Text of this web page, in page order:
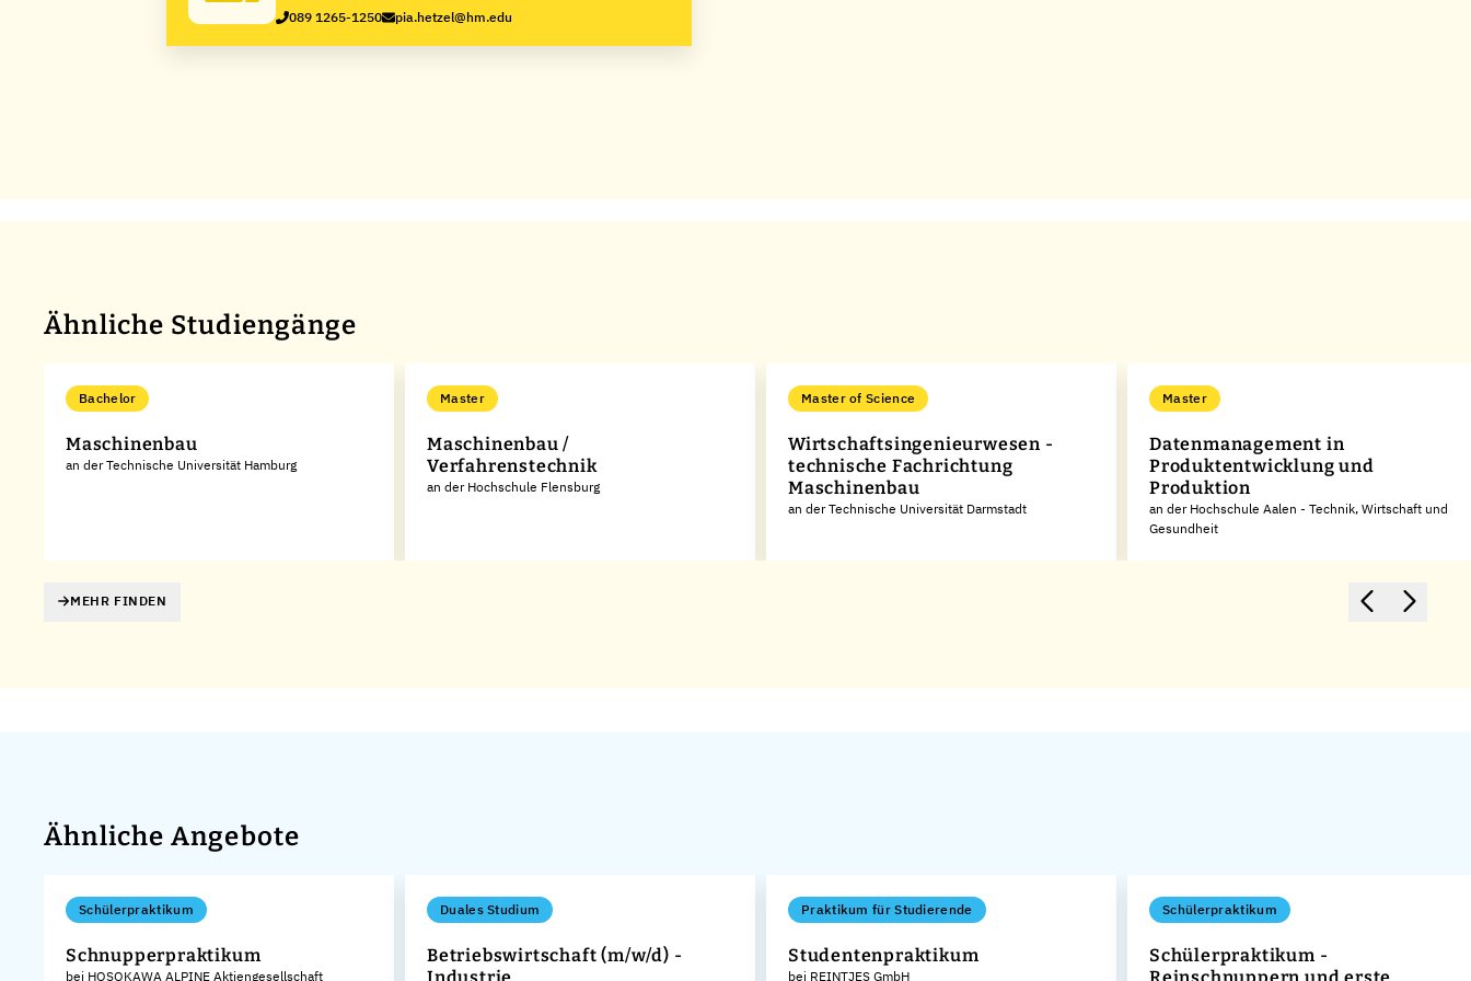
089 1265-1250 pia.hetzel@hm.edu
Ähnliche Studiengänge
Bachelor
Maschinenbau
an der Technische Universität Hamburg
Master
Maschinenbau /
Verfahrenstechnik
an der Hochschule Flensburg
Master of Science
Wirtschaftsingenieurwesen -
technische Fachrichtung
Maschinenbau
an der Technische Universität Darmstadt
Master
Datenmanagement in
Produktentwicklung und
Produktion
an der Hochschule Aalen - Technik, Wirtschaft und
Gesundheit
MEHR FINDEN
Ähnliche Angebote
Schülerpraktikum
Schnupperpraktikum
bei HOSOKAWA ALPINE Aktiengesellschaft
Duales Studium
Betriebswirtschaft (m/w/d) -
Praktikum für Studierende
Studentenpraktikum
bei REINTJES GmbH
Schülerpraktikum
Schülerpraktikum -